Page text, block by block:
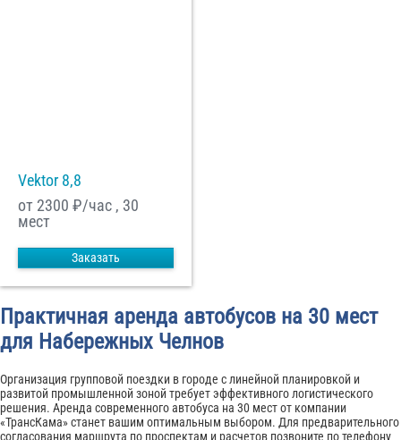
Vektor 8,8
от 2300 ₽/час , 30
мест
Заказать
Практичная аренда автобусов на 30 мест
для Набережных Челнов
Организация групповой поездки в городе с линейной планировкой и
развитой промышленной зоной требует эффективного логистического
решения. Аренда современного автобуса на 30 мест от компании
«ТрансКама» станет вашим оптимальным выбором. Для предварительного
согласования маршрута по проспектам и расчетов позвоните по телефону